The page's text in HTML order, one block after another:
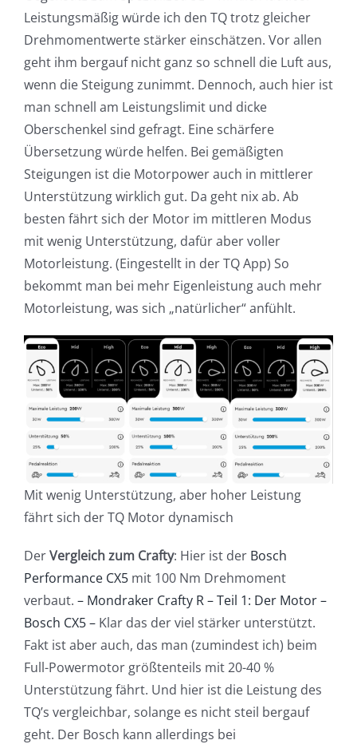
Leistungsmäßig würde ich den TQ trotz gleicher
Drehmomentwerte stärker einschätzen. Vor allen
geht ihm bergauf nicht ganz so schnell die Luft aus,
wenn die Steigung zunimmt. Dennoch, auch hier ist
man schnell am Leistungslimit und dicke
Oberschenkel sind gefragt. Eine schärfere
Übersetzung würde helfen. Bei gemäßigten
Steigungen ist die Motorpower auch in mittlerer
Unterstützung wirklich gut. Da geht nix ab. Ab
besten fährt sich der Motor im mittleren Modus
mit wenig Unterstützung, dafür aber voller
Motorleistung. (Eingestellt in der TQ App) So
bekommt man bei mehr Eigenleistung auch mehr
Motorleistung, was sich „natürlicher“ anfühlt.
Mit wenig Unterstützung, aber hoher Leistung
fährt sich der TQ Motor dynamisch
DerVergleich zum Crafty: Hier ist der Bosch
Performance CX5 mit 100 Nm Drehmoment
verbaut. – Mondraker Crafty R – Teil 1: Der Motor –
Bosch CX5 – Klar das der viel stärker unterstützt.
Fakt ist aber auch, das man (zumindest ich) beim
Full-Powermotor größtenteils mit 20-40 %
Unterstützung fährt. Und hier ist die Leistung des
TQ’s vergleichbar, solange es nicht steil bergauf
geht. Der Bosch kann allerdings bei